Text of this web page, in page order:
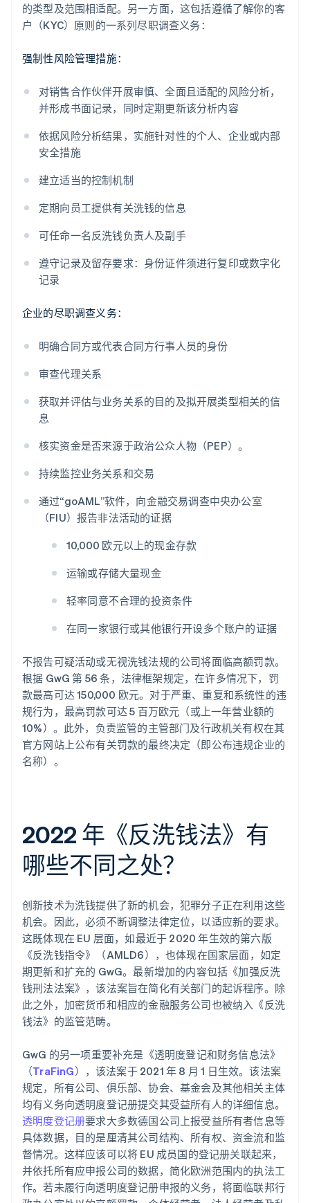
的类型及范围相适配。另一方面，这包括遵循了解你的客
户（KYC）原则的一系列尽职调查义务：
强制性风险管理措施：
对销售合作伙伴开展审慎、全面且适配的风险分析，
并形成书面记录，同时定期更新该分析内容
依据风险分析结果，实施针对性的个人、企业或内部
安全措施
建立适当的控制机制
定期向员工提供有关洗钱的信息
可任命一名反洗钱负责人及副手
遵守记录及留存要求：身份证件须进行复印或数字化
记录
企业的尽职调查义务：
明确合同方或代表合同方行事人员的身份
审查代理关系
获取并评估与业务关系的目的及拟开展类型相关的信
息
核实资金是否来源于政治公众人物（PEP）。
持续监控业务关系和交易
通过“goAML”软件，向金融交易调查中央办公室
（FIU）报告非法活动的证据
10,000 欧元以上的现金存款
运输或存储大量现金
轻率同意不合理的投资条件
在同一家银行或其他银行开设多个账户的证据
不报告可疑活动或无视洗钱法规的公司将面临高额罚款。
根据 GwG 第 56 条，法律框架规定，在许多情况下，罚
款最高可达 150,000 欧元。对于严重、重复和系统性的违
规行为，最高罚款可达 5 百万欧元（或上一年营业额的
10%）。此外，负责监管的主管部门及行政机关有权在其
官方网站上公布有关罚款的最终决定（即公布违规企业的
名称）。
2022 年《反洗钱法》有
哪些不同之处？
创新技术为洗钱提供了新的机会，犯罪分子正在利用这些
机会。因此，必须不断调整法律定位，以适应新的要求。
这既体现在 EU 层面，如最近于 2020 年生效的第六版
《反洗钱指令》（AMLD6），也体现在国家层面，如定
期更新和扩充的 GwG。最新增加的内容包括《加强反洗
钱刑法法案》，该法案旨在简化有关部门的起诉程序。除
此之外，加密货币和相应的金融服务公司也被纳入《反洗
钱法》的监管范畴。
GwG 的另一项重要补充是《透明度登记和财务信息法》
（TraFinG），该法案于 2021 年 8 月 1 日生效。该法案
规定，所有公司、俱乐部、协会、基金会及其他相关主体
均有义务向透明度登记册提交其受益所有人的详细信息。
透明度登记册要求大多数德国公司上报受益所有者信息等
具体数据，目的是厘清其公司结构、所有权、资金流和监
督情况。这样应该可以将 EU 成员国的登记册关联起来，
并依托所有应申报公司的数据，简化欧洲范围内的执法工
作。若未履行向透明度登记册申报的义务，将面临联邦行
阿联酋
English
爱尔兰
English
爱沙尼亚
English
奥地利
Deutsch English